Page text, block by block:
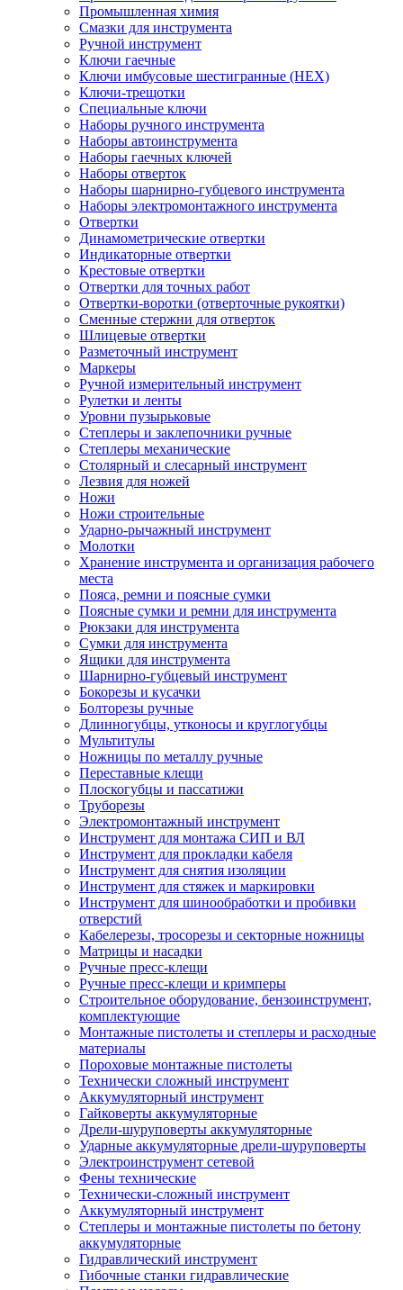
Промышленная химия
Смазки для инструмента
Ручной инструмент
Ключи гаечные
Ключи имбусовые шестигранные (HEX)
Ключи-трещотки
Специальные ключи
Наборы ручного инструмента
Наборы автоинструмента
Наборы гаечных ключей
Наборы отверток
Наборы шарнирно-губцевого инструмента
Наборы электромонтажного инструмента
Отвертки
Динамометрические отвертки
Индикаторные отвертки
Крестовые отвертки
Отвертки для точных работ
Отвертки-воротки (отверточные рукоятки)
Сменные стержни для отверток
Шлицевые отвертки
Разметочный инструмент
Маркеры
Ручной измерительный инструмент
Рулетки и ленты
Уровни пузырьковые
Степлеры и заклепочники ручные
Степлеры механические
Столярный и слесарный инструмент
Лезвия для ножей
Ножи
Ножи строительные
Ударно-рычажный инструмент
Молотки
Хранение инструмента и организация рабочего
места
Пояса, ремни и поясные сумки
Поясные сумки и ремни для инструмента
Рюкзаки для инструмента
Сумки для инструмента
Ящики для инструмента
Шарнирно-губцевый инструмент
Бокорезы и кусачки
Болторезы ручные
Длинногубцы, утконосы и круглогубцы
Мультитулы
Ножницы по металлу ручные
Переставные клещи
Плоскогубцы и пассатижи
Труборезы
Электромонтажный инструмент
Инструмент для монтажа СИП и ВЛ
Инструмент для прокладки кабеля
Инструмент для снятия изоляции
Инструмент для стяжек и маркировки
Инструмент для шинообработки и пробивки
отверстий
Кабелерезы, тросорезы и секторные ножницы
Матрицы и насадки
Ручные пресс-клещи
Ручные пресс-клещи и кримперы
Строительное оборудование, бензоинструмент,
комплектующие
Монтажные пистолеты и степлеры и расходные
материалы
Пороховые монтажные пистолеты
Технически сложный инструмент
Аккумуляторный инструмент
Гайковерты аккумуляторные
Дрели-шуруповерты аккумуляторные
Ударные аккумуляторные дрели-шуруповерты
Электроинструмент сетевой
Фены технические
Технически-сложный инструмент
Аккумуляторный инструмент
Степлеры и монтажные пистолеты по бетону
аккумуляторные
Гидравлический инструмент
Гибочные станки гидравлические